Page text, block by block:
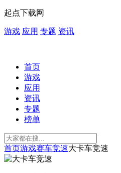
起点下载网
游戏 应用 专题 资讯
首页
游戏
应用
资讯
专题
榜单
首页游戏赛车竞速大卡车竞速